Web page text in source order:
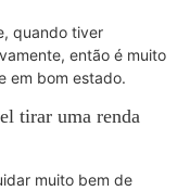
quando tiver
então é muito
em bom estado.
tirar uma renda
muito bem de